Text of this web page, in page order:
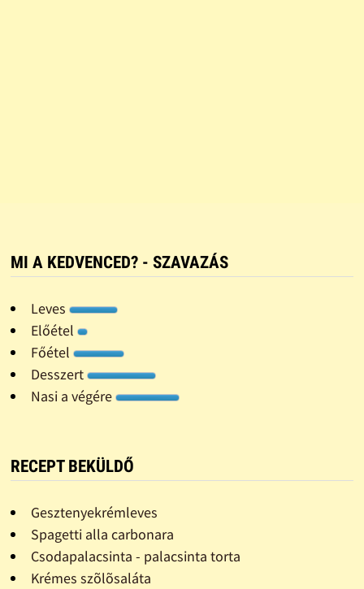
MI A KEDVENCED? - SZAVAZÁS
Leves
Előétel
Főétel
Desszert
Nasi a végére
RECEPT BEKÜLDŐ
Gesztenyekrémleves
Spagetti alla carbonara
Csodapalacsinta - palacsinta torta
Krémes szõlõsaláta